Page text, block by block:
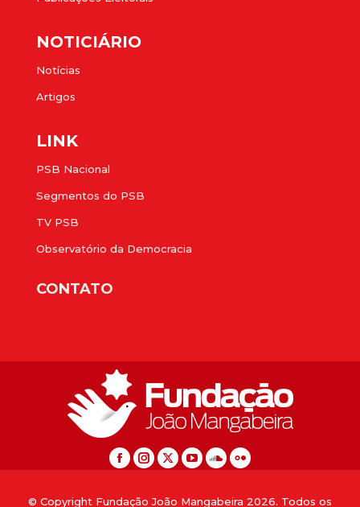
NOTICIÁRIO
Notícias
Artigos
LINK
PSB Nacional
Segmentos do PSB
TV PSB
Observatório da Democracia
CONTATO
© Copyright Fundação João Mangabeira 2026. Todos os